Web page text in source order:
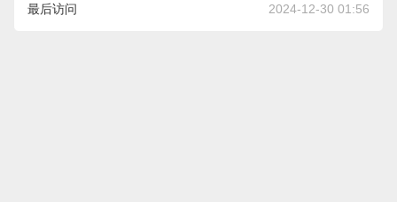
最后访问 2024-12-30 01:56